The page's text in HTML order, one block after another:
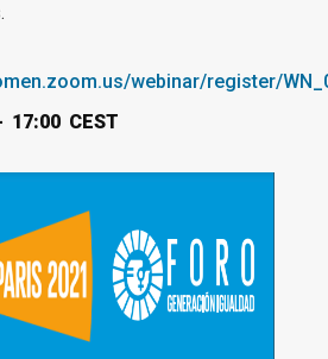
webinar/register/
CEST